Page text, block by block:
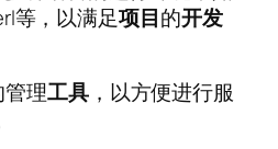
等，以满足项目的开发
理工具，以方便进行服